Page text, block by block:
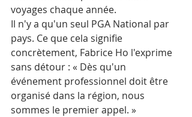
voyages chaque année.
Il n'y a qu'un seul PGA National par
pays. Ce que cela signifie
concrètement, Fabrice Ho l'exprime
sans détour : « Dès qu'un
événement professionnel doit être
organisé dans la région, nous
sommes le premier appel. »